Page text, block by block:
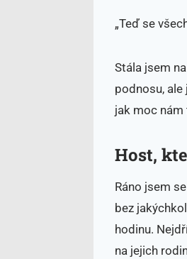
„Teď se
Stála jsem
podnosu, ale
jak moc nám
Host,
Ráno jsem
bez
hodinu.
na jejich